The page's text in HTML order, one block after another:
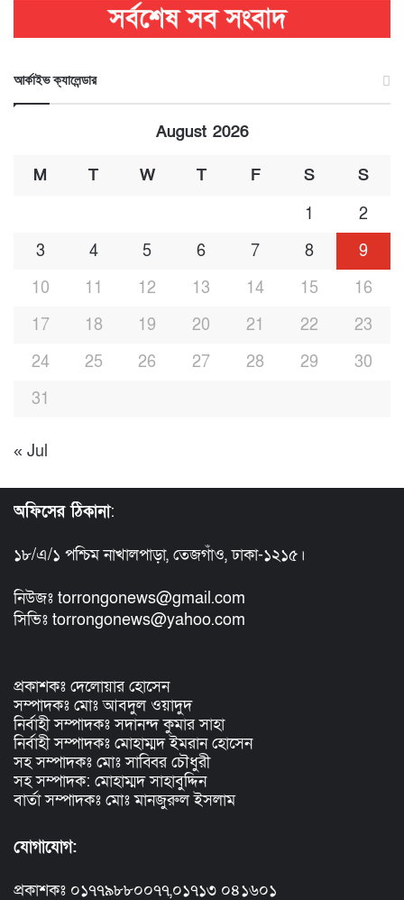
আর্কাইভ ক্যালেন্ডার
August 2026
M T W T F S
S
1
2
3
4 5 6 7 8
9
10
11 12 13 14 15
16
17
18 19 20 21 22
23
24
25 26 27 28 29
30
31
« Jul
অফিসের ঠিকানা:
১৮/এ/১ পশ্চিম নাখালপাড়া, তেজগাঁও, ঢাকা-১২১৫।
নিউজঃ torrongonews@gmail.com
সিভিঃ torrongonews@yahoo.com
প্রকাশকঃ দেলোয়ার হোসেন
সম্পাদকঃ মোঃ আবদুল ওয়াদুদ
নির্বাহী সম্পাদকঃ সদানন্দ কুমার সাহা
নির্বাহী সম্পাদকঃ মোহাম্মদ ইমরান হোসেন
সহ সম্পাদকঃ মোঃ সাব্বির চৌধুরী
সহ সম্পাদক: মোহাম্মদ সাহাবুদ্দিন
বার্তা সম্পাদকঃ মোঃ মানজুরুল ইসলাম
যোগাযোগ:
প্রকাশকঃ ০১৭৭৯৮৮০০৭৭,০১৭১৩ ০৪১৬০১